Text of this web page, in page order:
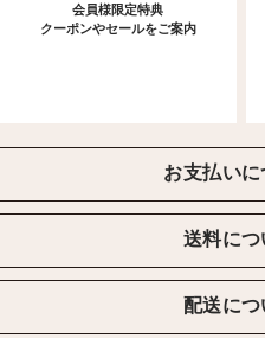
会員様限定特典
クーポンやセールをご案内
お支払いに
送料につ
配送につ